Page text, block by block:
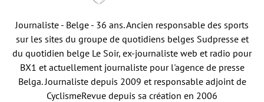
Journaliste - Belge - 36 ans. Ancien responsable des sports
sur les sites du groupe de quotidiens belges Sudpresse et
du quotidien belge Le Soir, ex-journaliste web et radio pour
BX1 et actuellement journaliste pour l'agence de presse
Belga. Journaliste depuis 2009 et responsable adjoint de
CyclismeRevue depuis sa création en 2006